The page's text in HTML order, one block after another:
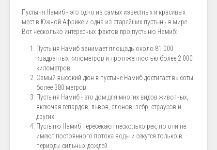
Пустыня Намиб - это одно из самых известных и красивых
мест в Южной Африке и одна из старейших пустынь в мире.
Вот несколько интересных фактов про пустыню Намиб:
Пустыня Намиб занимает площадь около 81 000
квадратных километров и протяженностью более 2 000
километров.
Самый высокий дюн в пустыне Намиб достигает высоты
более 380 метров.
Пустыня Намиб - это дом для многих видов животных,
включая гепардов, львов, слонов, зебр, страусов и
других.
Пустыню Намиб пересекают несколько рек, но они не
имеют постоянного потока воды и секутся только в
периоды сильных дождей.